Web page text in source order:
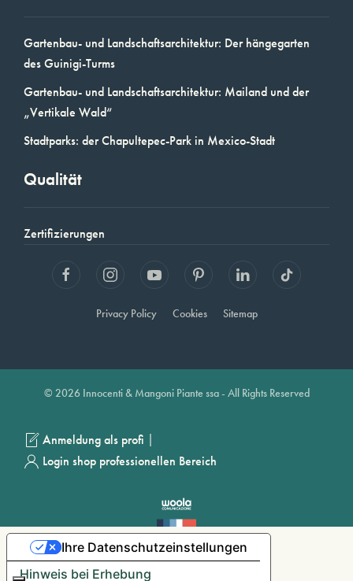
Gartenbau- und Landschaftsarchitektur: Der hängegarten
des Guinigi-Turms
Gartenbau- und Landschaftsarchitektur: Mailand und der
„Vertikale Wald“
Stadtparks: der Chapultepec-Park in Mexico-Stadt
Qualität
Zertifizierungen
Privacy Policy Cookies Sitemap
© 2026 Innocenti & Mangoni Piante ssa - All Rights Reserved
Anmeldung als profi |
Login shop professionellen Bereich
Hinweis bei Erhebung
Ihre Datenschutzeinstellungen